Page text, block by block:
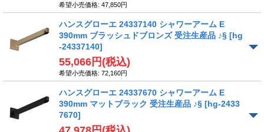
希望小売価格: 47,850円
ハンスグローエ 24337140 シャワーアーム E
390mm ブラッシュドブロンズ 受注生産品 ♪§ [hg
-24337140]
55,066円 (税込)
希望小売価格: 72,160円
ハンスグローエ 24337670 シャワーアーム E
390mm マットブラック 受注生産品 ♪§ [hg-2433
7670]